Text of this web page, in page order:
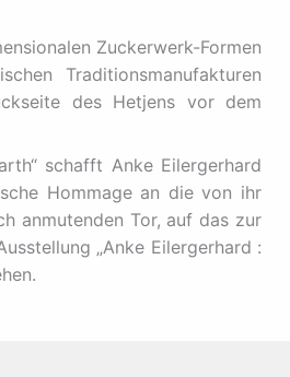
Zuckerwerk-Formen
Traditionsmanufakturen
des Hetjens vor dem
schafft Anke Eilergerhard
Hommage an die von ihr
anmutenden Tor, auf das zur
„Anke Eilergerhard :